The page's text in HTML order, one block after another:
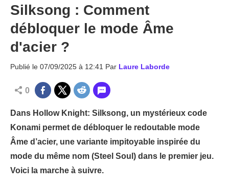
Silksong : Comment
débloquer le mode Âme
d'acier ?
Publié le 07/09/2025 à 12:41 Par Laure Laborde
0
Dans Hollow Knight: Silksong, un mystérieux code
Konami permet de débloquer le redoutable mode
Âme d’acier, une variante impitoyable inspirée du
mode du même nom (Steel Soul) dans le premier jeu.
Voici la marche à suivre.